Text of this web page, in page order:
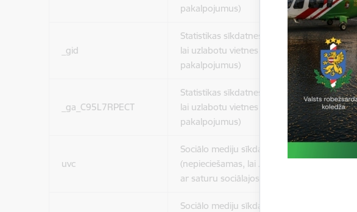
pakalpojumus)
_gid
Statistikas sīkdatnes (nepieciešamas,
lai uzlabotu vietnes darbību un
pakalpojumus)
_ga_C95L7RPECT
Statistikas sīkdatnes (nepieciešamas,
lai uzlabotu vietnes darbību un
pakalpojumus)
uvc
Sociālo mediju sīkdatnes
(nepieciešamas, lai Jūs varētu dalīties
ar saturu sociālajos tīklos)
Sociālo mediju sīkdatnes